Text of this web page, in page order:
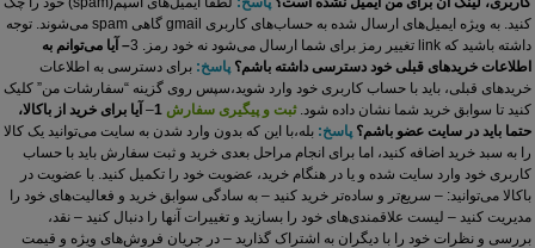
کنید. به ویژه ایمیل‌های ارسال شده به حساب‏‌های کاربری gmail گاهی spam می‌شوند. توجه
داشته باشید که link تغییر رمز برای شما ارسال می‏‌شود نه خود رمز.
3– آیا می‌‏توانم به
اطلاعات خریدهای قبلی خود دسترسی داشته باشم؟ پاسخ: برای دسترسی به اطلاعات
خریدهای قبلی، باید با حساب کاربری خود وارد شوید،سپس روی گزینه “سفارشات من” کلیک
کنید تا سوابق خرید شما نشان داده ‏شود. ثبت و پیگیری سفارش 1
– آیا برای خرید از باکالا،
حتما باید در سایت عضو باشم؟ پاسخ: بله،با این که بدون وارد شدن به سایت می‏‌توانید یک کالا
را به سبد خرید اضافه کنید، اما برای انجام مراحل بعدی خرید و ثبت سفارش باید با حساب
کاربری خود وارد سایت شده و یا در هنگام خرید، عضویت خود را تکمیل کنید. با عضویت در
باکالا می‌توانید: – سریع‌تر و ساده‌تر خرید کنید – به سادگی سوابق خرید و فعالیت‌های خود را
مدیریت کنید – لیست علاقمندی‌های خود را بسازید و تغییرات آنها را دنبال کنید – نقد،
بررسی و نظرات خود را با دیگران به اشتراک گذارید – در جریان فروش‌های ویژه و قیمت